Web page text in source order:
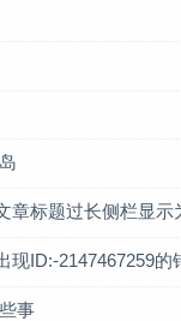
章标题过长侧栏显示
现ID:-2147467259的
事